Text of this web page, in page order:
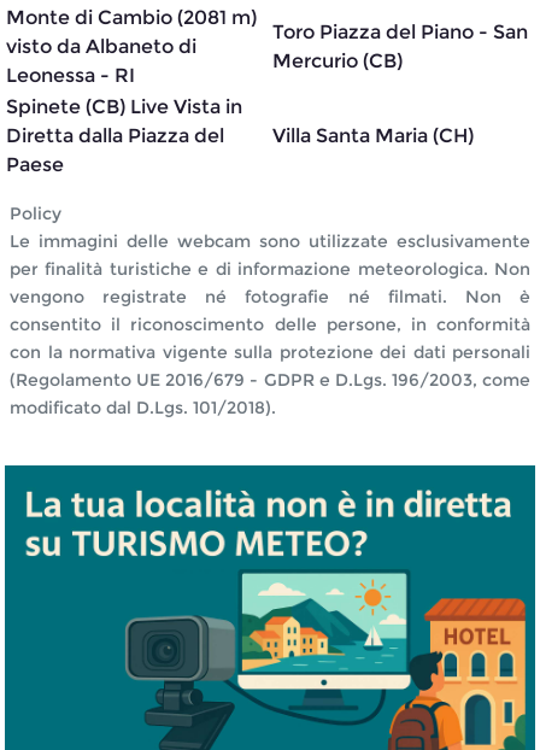
Monte di Cambio (2081 m)
visto da Albaneto di
Leonessa - RI
Toro Piazza del Piano - San
Mercurio (CB)
Spinete (CB) Live Vista in
Diretta dalla Piazza del
Paese
Villa Santa Maria (CH)
Policy
Le immagini delle webcam sono utilizzate esclusivamente
per finalità turistiche e di informazione meteorologica. Non
vengono registrate né fotografie né filmati. Non è
consentito il riconoscimento delle persone, in conformità
con la normativa vigente sulla protezione dei dati personali
(Regolamento UE 2016/679 - GDPR e D.Lgs. 196/2003, come
modificato dal D.Lgs. 101/2018).